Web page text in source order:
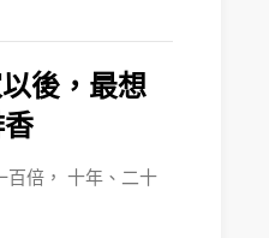
後，最想
百倍， 十年、二十